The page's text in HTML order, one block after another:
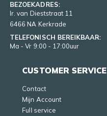
BEZOEKADRES:
Ir. van Dieststraat 11
6466 NA Kerkrade
TELEFONISCH BEREIKBAAR:
Ma - Vr 9:00 - 17:00uur
CUSTOMER SERVICE
Contact
Mijn Account
Full service